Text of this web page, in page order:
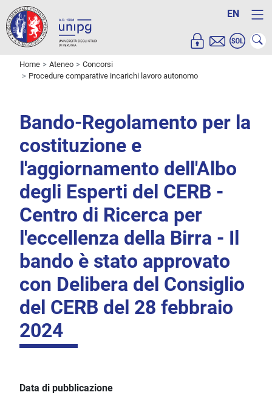
EN
Home Ateneo
Concorsi
Procedure comparative incarichi lavoro autonomo
Bando-Regolamento per la
costituzione e
l'aggiornamento dell'Albo
degli Esperti del CERB -
Centro di Ricerca per
l'eccellenza della Birra - Il
bando è stato approvato
con Delibera del Consiglio
del CERB del 28 febbraio
2024
Data di pubblicazione